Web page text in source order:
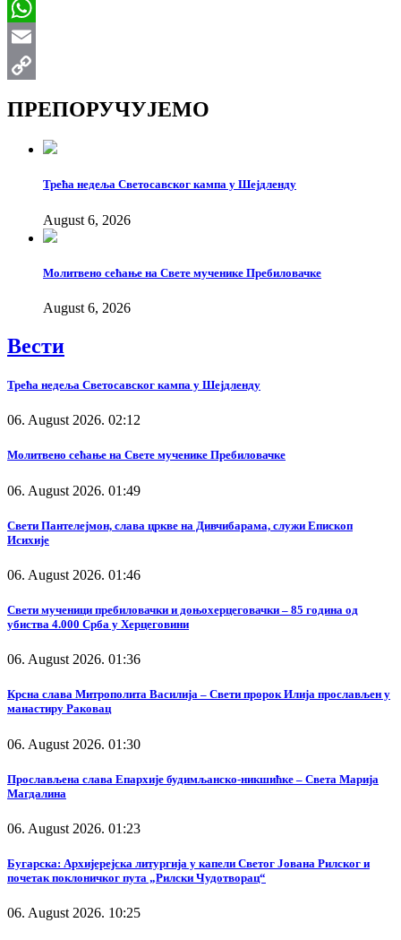
Viber
WhatsApp
Email
ПРЕПОРУЧУЈЕМО
Трећа недеља Светосавског кампа у Шејдленду
August 6, 2026
Молитвено сећање на Свете мученике Пребиловачке
August 6, 2026
Вести
Трећа недеља Светосавског кампа у Шејдленду
06. August 2026. 02:12
Молитвено сећање на Свете мученике Пребиловачке
06. August 2026. 01:49
Свети Пантелејмон, слава цркве на Дивчибарама, служи Епископ
Исихије
06. August 2026. 01:46
Свети мученици пребиловачки и доњохерцеговачки – 85 година од
убиства 4.000 Срба у Херцеговини
06. August 2026. 01:36
Крсна слава Митрополита Василија – Свети пророк Илија прослављен у
манастиру Раковац
06. August 2026. 01:30
Прослављена слава Епархије будимљанско-никшићке – Света Марија
Магдалина
06. August 2026. 01:23
Бугарска: Архијерејска литургија у капели Светог Јована Рилског и
почетак поклоничког пута „Рилски Чудотворац“
06. August 2026. 10:25